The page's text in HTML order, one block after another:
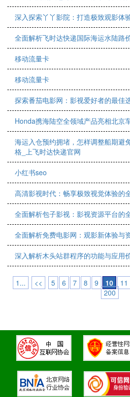
深入探索丫丫影院：打造极致观影体
全面解析飞时达快递国际海运水陆路
移动流量卡
移动流量卡
探索番茄电影网：影视爱好者的最佳
Honda携海陆空全领域产品亮相北京
海运入仓预约拥堵，怎样调整船期避
格_上飞时达快递官网
小红书seo
高清影视时代：畅享极致视觉体验的
全面解析包子影视：影视资源平台的
全面解析免费电影网：观影新体验与
深入解析木头站群程序的功能与应用
1... << 5 6 7 8 9 10 11
200